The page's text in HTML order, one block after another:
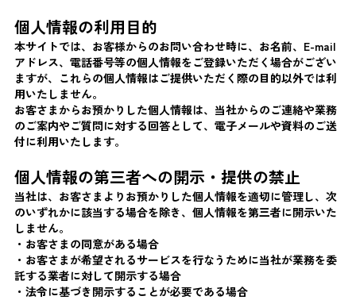
個人情報の利用目的
本サイトでは、お客様からのお問い合わせ時に、お名前、E-mail
アドレス、電話番号等の個人情報をご登録いただく場合がござい
ますが、これらの個人情報はご提供いただく際の目的以外では利
用いたしません。
お客さまからお預かりした個人情報は、当社からのご連絡や業務
のご案内やご質問に対する回答として、電子メールや資料のご送
付に利用いたします。
個人情報の第三者への開示・提供の禁止
当社は、お客さまよりお預かりした個人情報を適切に管理し、次
のいずれかに該当する場合を除き、個人情報を第三者に開示いた
しません。
・お客さまの同意がある場合
・お客さまが希望されるサービスを行なうために当社が業務を委
託する業者に対して開示する場合
・法令に基づき開示することが必要である場合